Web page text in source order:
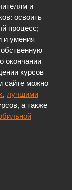
и
освоить
процесс;
и умения
окончании
курсов
сайте можно
, лучшими
а также